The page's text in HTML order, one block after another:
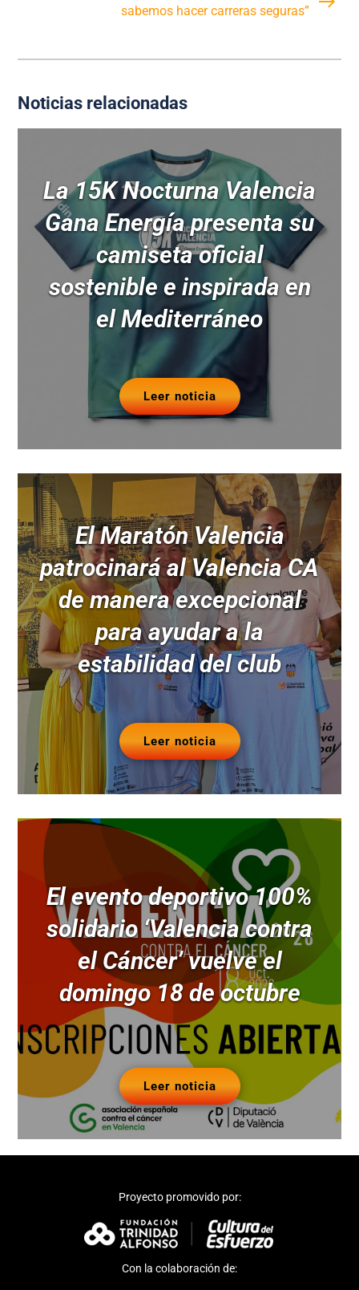
sabemos hacer carreras seguras”
Noticias relacionadas
La 15K Nocturna Valencia
Gana Energía presenta su
camiseta oficial
sostenible e inspirada en
el Mediterráneo
Leer noticia
El Maratón Valencia
patrocinará al Valencia CA
de manera excepcional
para ayudar a la
estabilidad del club
Leer noticia
El evento deportivo 100%
solidario ‘Valencia contra
el Cáncer’ vuelve el
domingo 18 de octubre
Leer noticia
Proyecto promovido por:
Con la colaboración de: